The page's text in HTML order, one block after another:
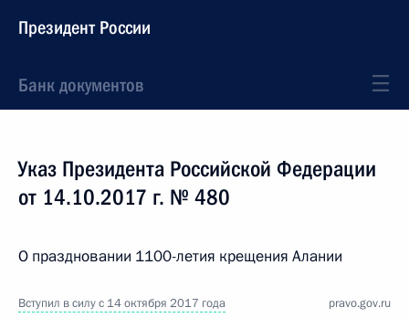
Президент России
Банк документов
Указ Президента Российской Федерации
от 14.10.2017 г. № 480
О праздновании 1100-летия крещения Алании
Вступил в силу с 14 октября 2017 года pravo.gov.ru